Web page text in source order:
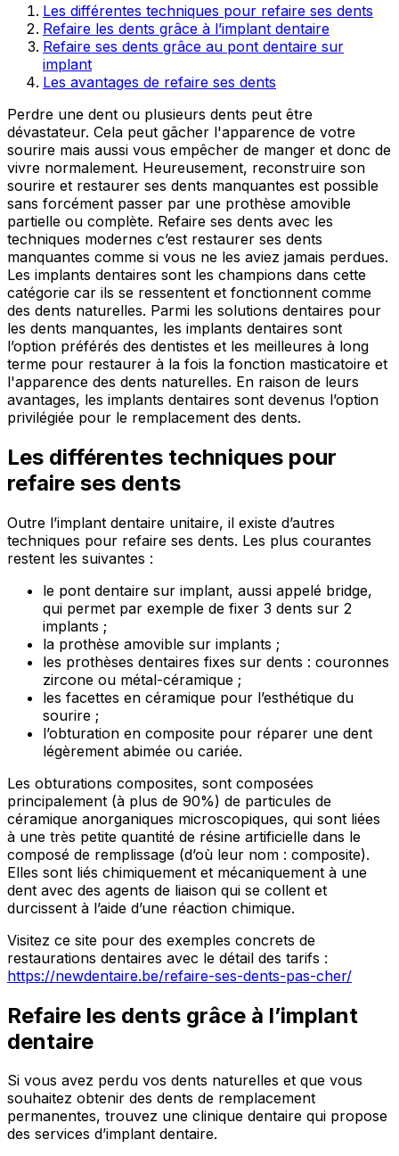
Les différentes techniques pour refaire ses dents
Refaire les dents grâce à l’implant dentaire
Refaire ses dents grâce au pont dentaire sur
implant
Les avantages de refaire ses dents
Perdre une dent ou plusieurs dents peut être
dévastateur. Cela peut gâcher l'apparence de votre
sourire mais aussi vous empêcher de manger et donc de
vivre normalement. Heureusement, reconstruire son
sourire et restaurer ses dents manquantes est possible
sans forcément passer par une prothèse amovible
partielle ou complète. Refaire ses dents avec les
techniques modernes c’est restaurer ses dents
manquantes comme si vous ne les aviez jamais perdues.
Les implants dentaires sont les champions dans cette
catégorie car ils se ressentent et fonctionnent comme
des dents naturelles. Parmi les solutions dentaires pour
les dents manquantes, les implants dentaires sont
l’option préférés des dentistes et les meilleures à long
terme pour restaurer à la fois la fonction masticatoire et
l'apparence des dents naturelles. En raison de leurs
avantages, les implants dentaires sont devenus l’option
privilégiée pour le remplacement des dents.
Les différentes techniques pour
refaire ses dents
Outre l’implant dentaire unitaire, il existe d’autres
techniques pour refaire ses dents. Les plus courantes
restent les suivantes :
le pont dentaire sur implant, aussi appelé bridge,
qui permet par exemple de fixer 3 dents sur 2
implants ;
la prothèse amovible sur implants ;
les prothèses dentaires fixes sur dents : couronnes
zircone ou métal-céramique ;
les facettes en céramique pour l’esthétique du
sourire ;
l’obturation en composite pour réparer une dent
légèrement abimée ou cariée.
Les obturations composites, sont composées
principalement (à plus de 90%) de particules de
céramique anorganiques microscopiques, qui sont liées
à une très petite quantité de résine artificielle dans le
composé de remplissage (d’où leur nom : composite).
Elles sont liés chimiquement et mécaniquement à une
dent avec des agents de liaison qui se collent et
durcissent à l’aide d’une réaction chimique.
Visitez ce site pour des exemples concrets de
restaurations dentaires avec le détail des tarifs :
https://newdentaire.be/refaire-ses-dents-pas-cher/
Refaire les dents grâce à l’implant
dentaire
Si vous avez perdu vos dents naturelles et que vous
souhaitez obtenir des dents de remplacement
permanentes, trouvez une clinique dentaire qui propose
des services d’implant dentaire.